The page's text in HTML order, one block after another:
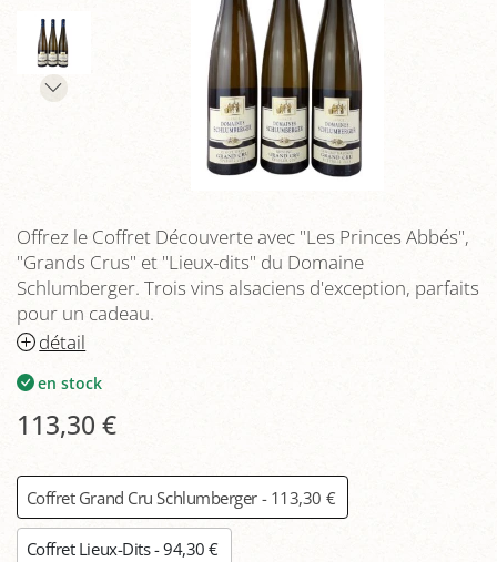
Offrez le Coffret Découverte avec "Les Princes Abbés",
"Grands Crus" et "Lieux-dits" du Domaine
Schlumberger. Trois vins alsaciens d'exception, parfaits
pour un cadeau.
détail
en stock
113,30 €
Coffret Grand Cru Schlumberger - 113,30 €
Coffret Lieux-Dits - 94,30 €